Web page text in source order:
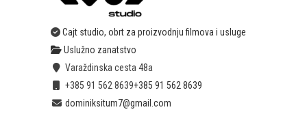
Cajt studio, obrt za proizvodnju filmova i usluge
Uslužno zanatstvo
Varaždinska cesta 48a
+385 91 562 8639+385 91 562 8639
dominiksitum7@gmail.com